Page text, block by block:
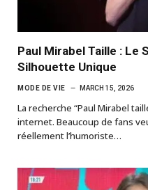
Paul Mirabel Taille : Le
Silhouette Unique
MODE DE VIE MARCH 15, 2026
La recherche “Paul Mirabel
internet. Beaucoup de fans
réellement l’humoriste…